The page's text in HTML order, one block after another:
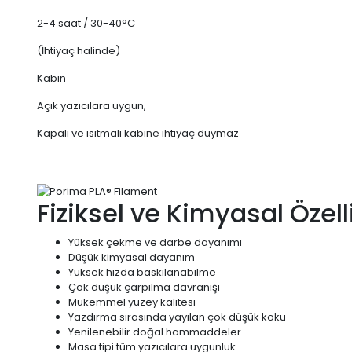
2-4 saat / 30-40°C
(İhtiyaç halinde)
Kabin
Açık yazıcılara uygun,
Kapalı ve ısıtmalı kabine ihtiyaç duymaz
Fiziksel ve Kimyasal
Yüksek çekme ve darbe dayanımı
Düşük kimyasal dayanım
Yüksek hızda baskılanabilme
Çok düşük çarpılma davranışı
Mükemmel yüzey kalitesi
Yazdırma sırasında yayılan çok düşük koku
Yenilenebilir doğal hammaddeler
Masa tipi tüm yazıcılara uygunluk